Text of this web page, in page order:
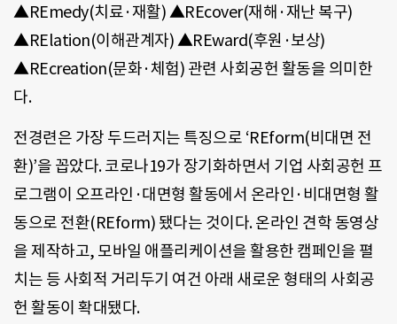
▲REmedy(치료·재활) ▲REcover(재해·재난 복구)
▲RElation(이해관계자) ▲REward(후원·보상)
▲REcreation(문화·체험) 관련 사회공헌 활동을 의미한
다.
전경련은 가장 두드러지는 특징으로 ‘REform(비대면 전
환)’을 꼽았다. 코로나19가 장기화하면서 기업 사회공헌 프
로그램이 오프라인·대면형 활동에서 온라인·비대면형 활
동으로 전환(REform) 됐다는 것이다. 온라인 견학 동영상
을 제작하고, 모바일 애플리케이션을 활용한 캠페인을 펼
치는 등 사회적 거리두기 여건 아래 새로운 형태의 사회공
헌 활동이 확대됐다.